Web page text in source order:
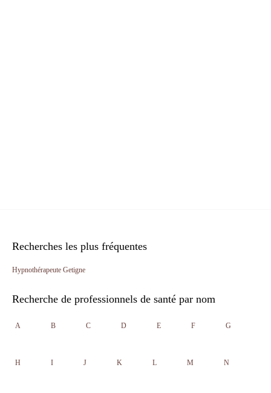
Recherches les plus fréquentes
Hypnothérapeute Getigne
Recherche de professionnels de santé par nom
A B C D E F G
H I J K L M N